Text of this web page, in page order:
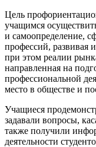
Цель
учащимся
и самоопределение,
профессий, развивая
при этом реалии
направленная на
профессиональной
место в обществе и
Учащиеся
задавали вопросы,
также получили
деятельности